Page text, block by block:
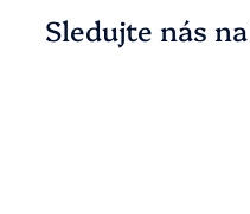
Sledujte nás